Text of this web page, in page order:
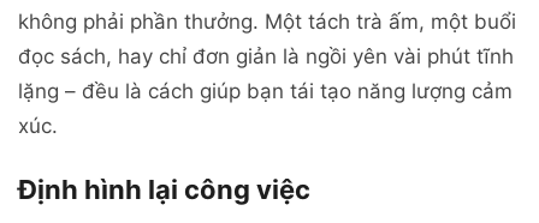
không phải phần thưởng. Một tách trà ấm, một buổi
đọc sách, hay chỉ đơn giản là ngồi yên vài phút tĩnh
lặng – đều là cách giúp bạn tái tạo năng lượng cảm
xúc.
Định hình lại công việc